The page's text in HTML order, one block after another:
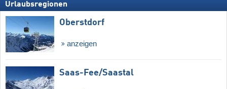
Urlaubsregionen
Oberstdorf
anzeigen
Saas-Fee/​Saastal